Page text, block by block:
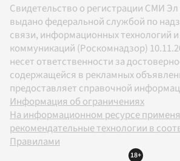
Свидетельство о регистрации СМИ
выдано федеральной службой по
связи, информационных технологий
коммуникаций (Роскомнадзор)
несет ответственности за
содержащейся в рекламных
предоставляет справочной
Информация об ограничениях
На информационном ресурсе
рекомендательные технологии в
Правилами
18+